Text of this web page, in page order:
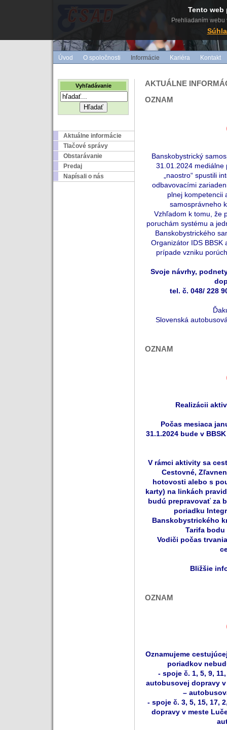
Úvod O spoločnosti Informácie Kariéra Kontakt
Vyhľadávanie
Aktuálne informácie
Tlačové správy
Obstarávanie
Predaj
Napísali o nás
AKTUÁLNE
OZNAM
Banskobystrický
31.01.2024 mediálne
„naostro“ spustili
odbavovacími
plnej kompetencii
samosprávneho
Vzhľadom k tomu, že
poruchám systému a
Banskobystrického
Organizátor IDS BBSK
prípade vzniku
Svoje návrhy,
tel. č. 048/ 228
Slovenská
OZNAM
Realizácii
Počas mesiaca
31.1.2024 bude v
V rámci aktivity sa
Cestovné,
hotovosti alebo s
karty) na linkách
budú prepravovať za
poriadku
Banskobystrického
Tarifa bodu
Vodiči počas
Bližšie
OZNAM
Oznamujeme
poriadkov
- spoje č. 1, 5, 9,
autobusovej dopravy v
–
- spoje č. 3, 5, 15, 17,
dopravy v meste
Tento web
Prehliadaním